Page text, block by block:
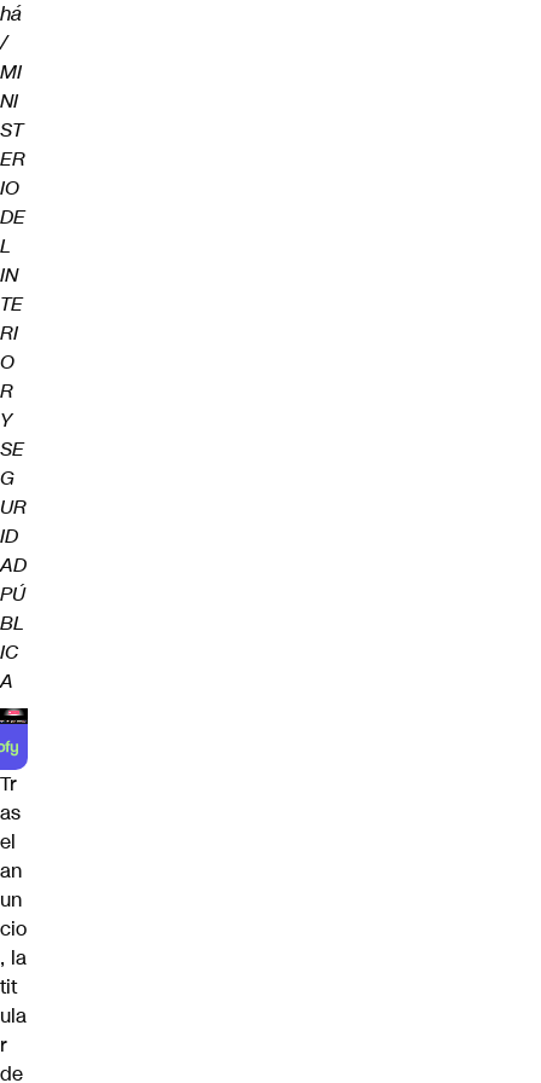
há
/
MI
NI
ST
ER
IO
DE
L
IN
TE
RI
O
R
Y
SE
G
UR
ID
AD
PÚ
BL
IC
A
Tr
as
el
an
un
cio
, la
tit
ula
r
de